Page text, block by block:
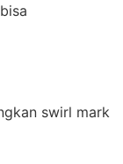
swirl mark